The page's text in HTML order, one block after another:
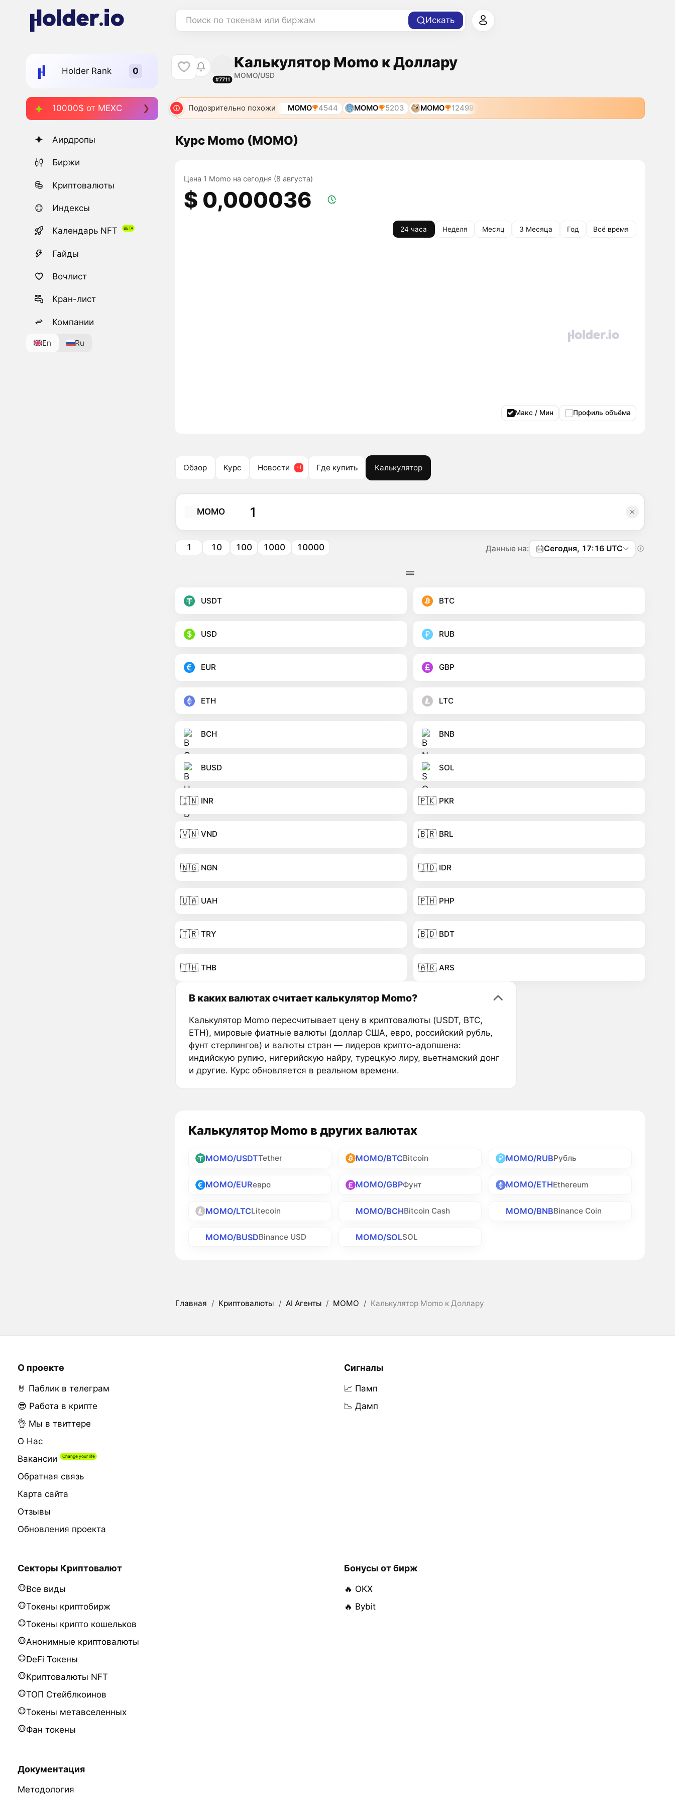
Поиск по токенам или биржам Искать
Holder Rank
10000$ от MEXC
Аирдропы
Биржи
Криптовалюты
Индексы
Календарь NFT
Гайды
Вочлист
Кран-лист
Компании
En Ru
#7711
Калькулятор Momo к Доллару
MOMO/USD
Подозрительно похожи MOMO 4544 MOMO 5203 MOMO 12499
Курс Momo (MOMO)
Цена 1 Momo на сегодня (8 августа)
$ 0,000036
24 часа Неделя Месяц 3 Месяца Год Всё время
Макс / Мин Профиль объёма
Обзор Курс Новости Где купить Калькулятор
MOMO
1 10 100 1000 10000 Данные на: Сегодня, 17:16 UTC
USDT BTC
USD RUB
EUR GBP
ETH LTC
BCH BNB
BUSD SOL
🇮🇳 INR 🇵🇰 PKR
🇻🇳 VND 🇧🇷 BRL
🇳🇬 NGN 🇮🇩 IDR
🇺🇦 UAH 🇵🇭 PHP
🇹🇷 TRY 🇧🇩 BDT
🇹🇭 THB 🇦🇷 ARS
В каких валютах считает калькулятор Momo?
Калькулятор Momo пересчитывает цену в криптовалюты (USDT, BTC,
ETH), мировые фиатные валюты (доллар США, евро, российский рубль,
фунт стерлингов) и валюты стран — лидеров крипто-адопшена:
индийскую рупию, нигерийскую найру, турецкую лиру, вьетнамский донг
и другие. Курс обновляется в реальном времени.
Калькулятор Momo в других валютах
MOMO/USDTTether MOMO/BTCBitcoin MOMO/RUBРубль
MOMO/EURевро MOMO/GBPФунт MOMO/ETHEthereum
MOMO/LTCLitecoin MOMO/BCHBitcoin Cash MOMO/BNBBinance Coin
MOMO/BUSDBinance USD MOMO/SOLSOL
Главная / Криптовалюты / AI Агенты / MOMO / Калькулятор Momo к Доллару
О проекте
🤘 Паблик в телеграм
😎 Работа в крипте
👌 Мы в твиттере
О Нас
Вакансии
Обратная связь
Карта сайта
Отзывы
Обновления проекта
Сигналы
📈 Памп
📉 Дамп
Секторы Криптовалют
Все виды
Токены криптобирж
Токены крипто кошельков
Анонимные криптовалюты
DeFi Токены
Криптовалюты NFT
ТОП Стейблкоинов
Токены метавселенных
Фан токены
Бонусы от бирж
🔥 OKX
🔥 Bybit
Документация
Методология